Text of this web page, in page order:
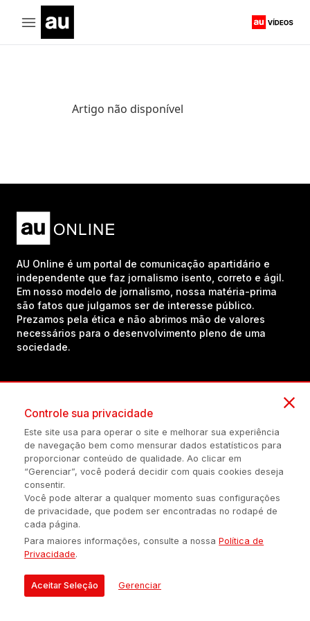
Artigo não disponível
AU Online é um portal de comunicação apartidário e
independente que faz jornalismo isento, correto e ágil.
Em nosso modelo de jornalismo, nossa matéria-prima
são fatos que julgamos ser de interesse público.
Prezamos pela ética e não abrimos mão de valores
necessários para o desenvolvimento pleno de uma
sociedade.
(54) 98434-8385
Política de privacidade Configuração de Cookies Quem Somos
É proibida a reprodução do conteúdo desta página em qualquer
meio de comunicação, eletrônico ou impreso, sem autorização
escrita de Auonline Comunicação Eireli.
© 2026 AUONLINE COMUNICAÇÃO EIRELI - CNPJ: 17.375.200/0001-
21
Controle sua privacidade
Este site usa para operar o site e melhorar sua experiência
de navegação bem como mensurar dados estatísticos para
proporcionar conteúdo de qualidade. Ao clicar em
“Gerenciar”, você poderá decidir com quais cookies deseja
consentir.
Você pode alterar a qualquer momento suas configurações
de privacidade, que podem ser encontradas no rodapé de
cada página.
Para maiores informações, consulte a nossaPolítica de
Privacidade.
Aceitar Seleção Gerenciar